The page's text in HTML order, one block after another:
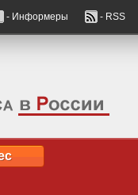
- Информеры - RSS